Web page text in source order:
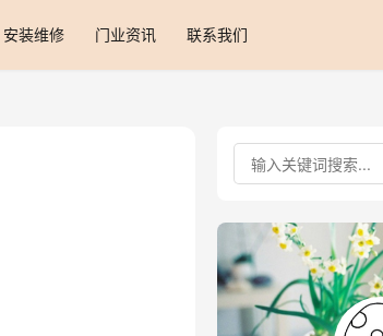
安装维修 门业资讯 联系我们